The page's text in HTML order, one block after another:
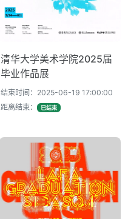
清华大学美术学院2025届
毕业作品展
结束时间：2025-06-19 17:00:00
距离结束：
已结束